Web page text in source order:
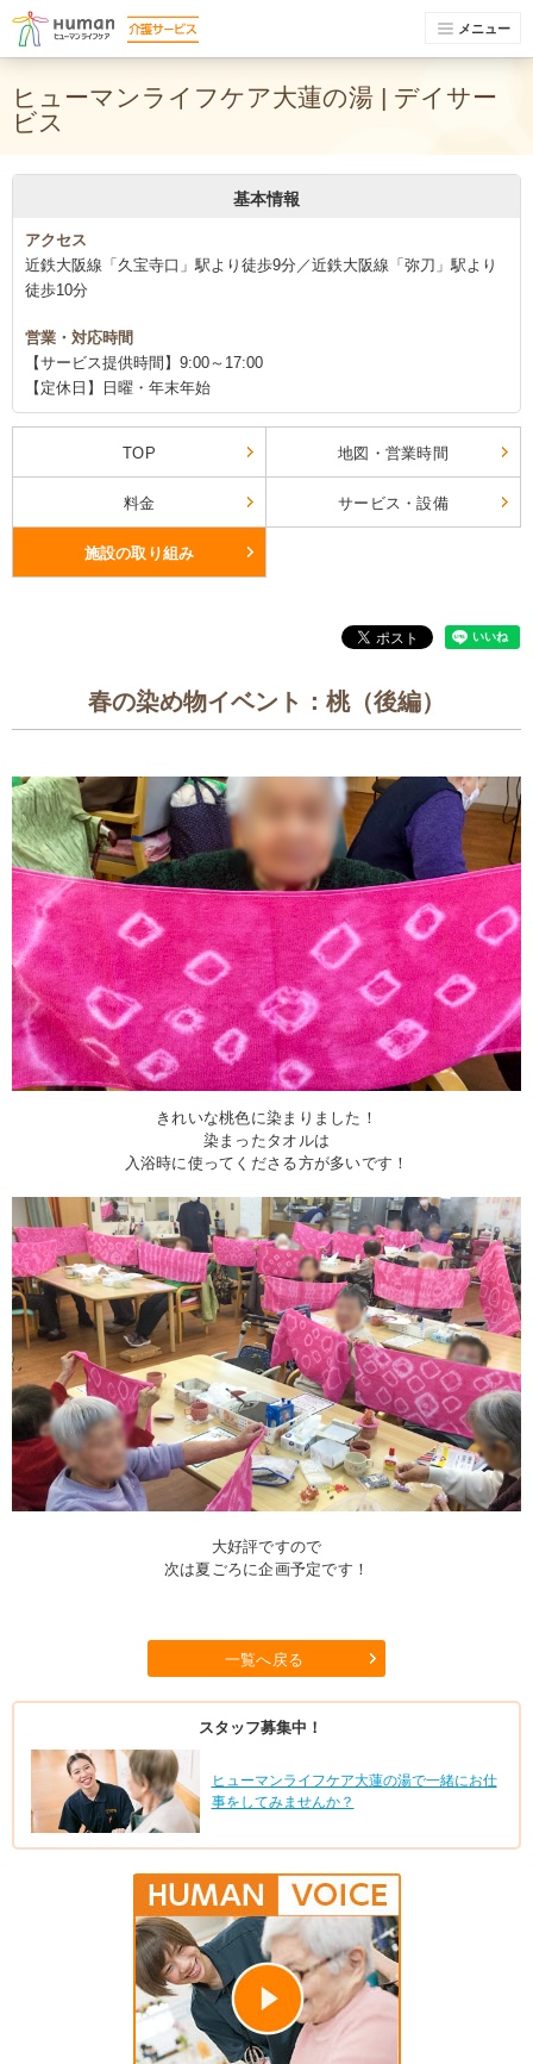
メニュー
ヒューマンライフケア大蓮の湯 | デイサー
ビス
基本情報
アクセス
近鉄大阪線「久宝寺口」駅より徒歩9分／近鉄大阪線「弥刀」駅より
徒歩10分
営業・対応時間
【サービス提供時間】9:00～17:00
【定休日】日曜・年末年始
TOP 地図・営業時間
料金 サービス・設備
施設の取り組み
春の染め物イベント：桃（後編）
きれいな桃色に染まりました！
染まったタオルは
入浴時に使ってくださる方が多いです！
大好評ですので
次は夏ごろに企画予定です！
一覧へ戻る
スタッフ募集中！
ヒューマンライフケア大蓮の湯で一緒にお仕
事をしてみませんか？